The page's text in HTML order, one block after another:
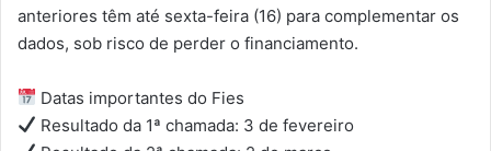
anteriores têm até sexta-feira (16) para complementar os
dados, sob risco de perder o financiamento.
Datas importantes do Fies
Resultado da 1ª chamada: 3 de fevereiro